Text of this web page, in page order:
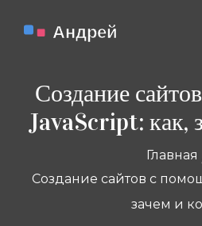
Создание
JavaScript: как,
Главная
Создание сайтов с
зачем и